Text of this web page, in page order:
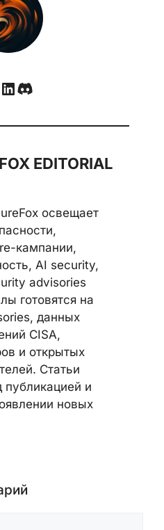
LinkedIn
Discord
EDITORIAL
освещает
кампании,
AI security,
advisories
готовятся на
данных
CISA,
и открытых
Статьи
публикацией и
новых